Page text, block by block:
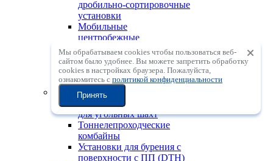
дробильно-сортировочные
установки
Мобильные
центробежные
дробильные установки с
вертикальным валом
Мобильные
сортировочные установки
Горно-шахтная техника
Проходческие комбайны
для угольных шахт
Тоннелепроходческие
комбайны
Установки для бурения с
поверхности с ПП (DTH)
Мы обрабатываем cookies чтобы пользоваться веб-
сайтом было удобнее. Вы можете запретить обработку
сookies в настройках браузера. Пожалуйста,
ознакомитесь с политикой конфиденциальности
Принять